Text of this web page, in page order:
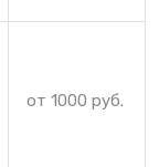
от 1000 руб.